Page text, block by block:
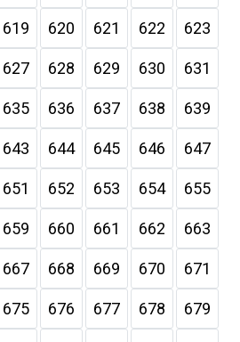
619 620 621 622 623
627 628 629 630 631
635 636 637 638 639
643 644 645 646 647
651 652 653 654 655
659 660 661 662 663
667 668 669 670 671
675 676 677 678 679